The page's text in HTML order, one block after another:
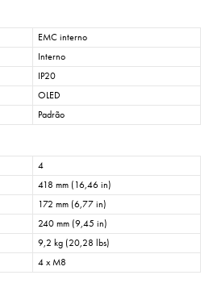
EMC interno
Interno
IP20
OLED
Padrão
4
418 mm (16,46 in)
172 mm (6,77 in)
240 mm (9,45 in)
9,2 kg (20,28 lbs)
4 x M8